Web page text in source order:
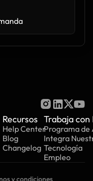
Recursos
Help Center
Blog
Changelog
Trabaja
Programa de
Integra
Tecnología
Empleo
y condiciones